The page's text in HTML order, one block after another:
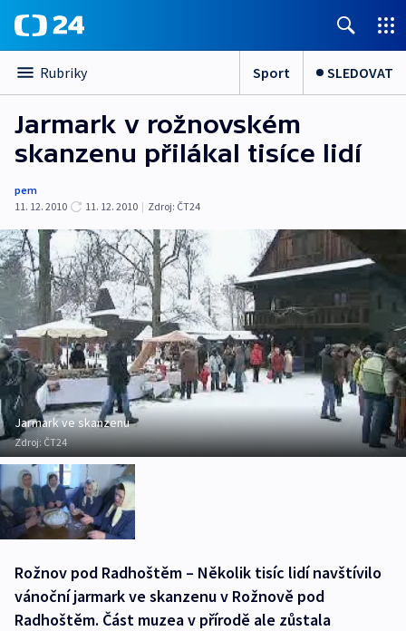
Rubriky Sport SLEDOVAT
Jarmark v rožnovském
skanzenu přilákal tisíce lidí
pem
11. 12. 2010
11. 12. 2010 | Zdroj: ČT24
Jarmark ve skanzenu
Zdroj:ČT24
Rožnov pod Radhoštěm – Několik tisíc lidí navštívilo
vánoční jarmark ve skanzenu v Rožnově pod
Radhoštěm. Část muzea v přírodě ale zůstala